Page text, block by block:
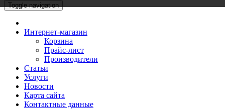
Toggle navigation
Интернет-магазин
Корзина
Прайс-лист
Производители
Статьи
Услуги
Новости
Карта сайта
Контактные данные